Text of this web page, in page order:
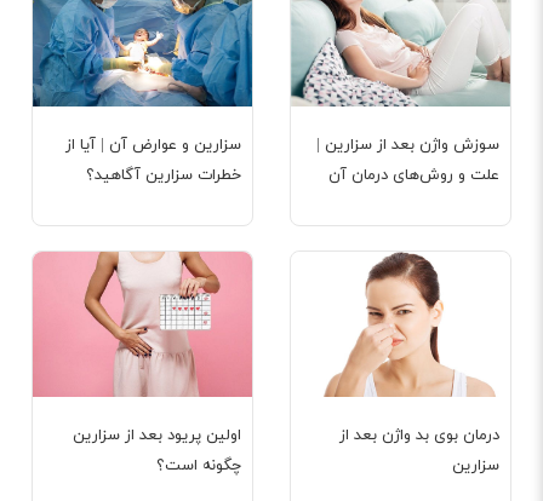
سزارین و عوارض آن | آیا از
خطرات سزارین آگاهید؟
سوزش واژن بعد از سزارین |
علت و روش‌های درمان آن
اولین پریود بعد از سزارین
چگونه است؟
درمان بوی بد واژن بعد از
سزارین